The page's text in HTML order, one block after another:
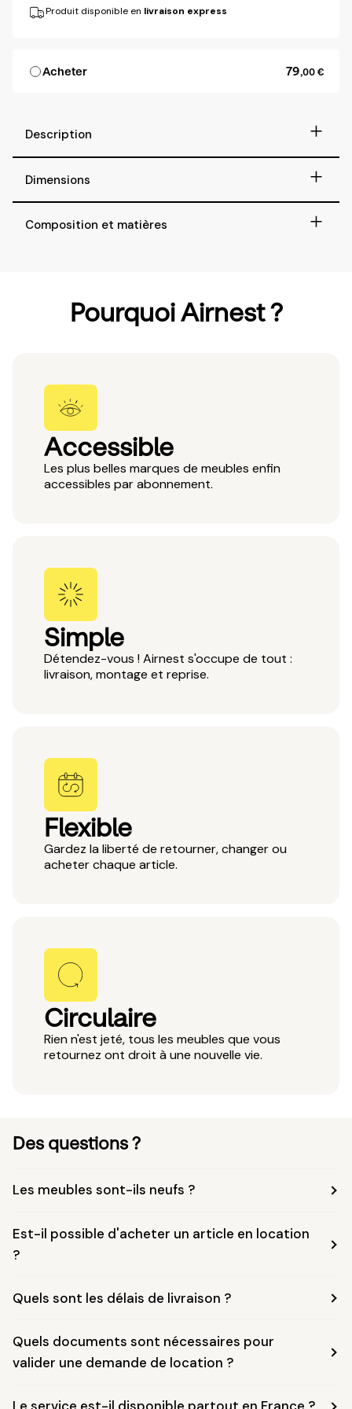
Produit disponible en livraison express
Acheter 79,00 €
Description +
Dimensions +
Composition et matières +
Pourquoi Airnest ?
Accessible
Les plus belles marques de meubles enfin
accessibles par abonnement.
Simple
Détendez-vous ! Airnest s'occupe de tout :
livraison, montage et reprise.
Flexible
Gardez la liberté de retourner, changer ou
acheter chaque article.
Circulaire
Rien n'est jeté, tous les meubles que vous
retournez ont droit à une nouvelle vie.
Des questions ?
Les meubles sont-ils neufs ?
Est-il possible d'acheter un article en location
?
Quels sont les délais de livraison ?
Quels documents sont nécessaires pour
valider une demande de location ?